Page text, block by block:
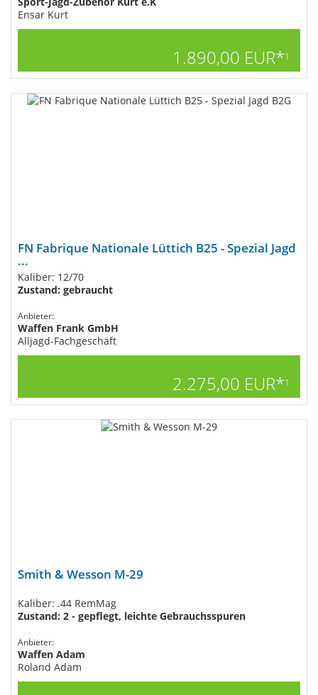
Ensar Kurt
1.890,00 EUR*1
FN Fabrique Nationale Lüttich B25 - Spezial Jagd
...
Kaliber: 12/70
Zustand: gebraucht
Anbieter:
Waffen Frank GmbH
Alljagd-Fachgeschäft
2.275,00 EUR*1
Smith & Wesson M-29
Kaliber: .44 RemMag
Zustand: 2 - gepflegt, leichte Gebrauchsspuren
Anbieter:
Waffen Adam
Roland Adam